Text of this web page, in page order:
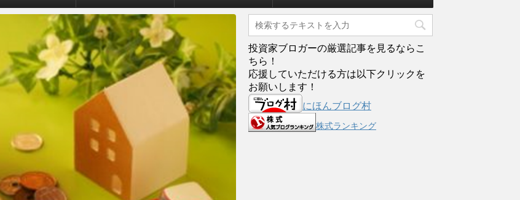
投資家ブロガーの厳選記事を見るならこ
ちら！
応援していただける方は以下クリックを
お願いします！
にほんブログ村
株式ランキング